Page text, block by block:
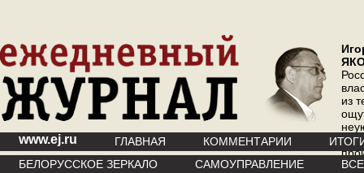
из
где
www.ej.ru ГЛАВНАЯ КОММЕНТАРИИ
БЕЛОРУССКОЕ ЗЕРКАЛО
САМОУПРАВЛЕНИЕ